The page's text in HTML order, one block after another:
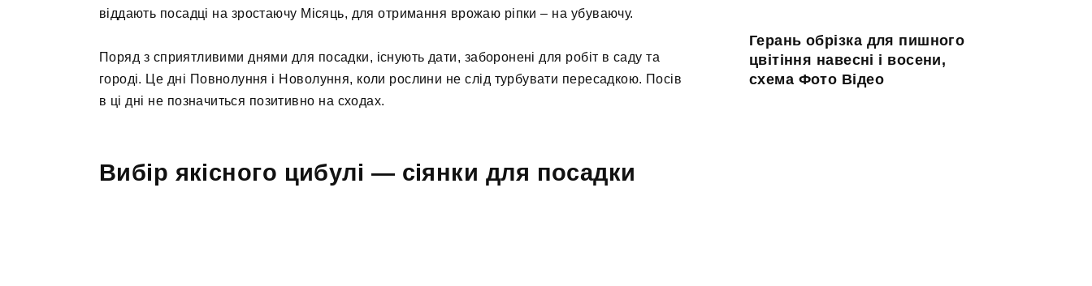
віддають посадці на зростаючу Місяць, для отримання врожаю ріпки – на убуваючу.
Поряд з сприятливими днями для посадки, існують дати, заборонені для робіт в саду та
городі. Це дні Повнолуння і Новолуння, коли рослини не слід турбувати пересадкою. Посів
в ці дні не позначиться позитивно на сходах.
Вибір якісного цибулі — сіянки для посадки
Герань обрізка для пишного
цвітіння навесні і восени,
схема Фото Відео